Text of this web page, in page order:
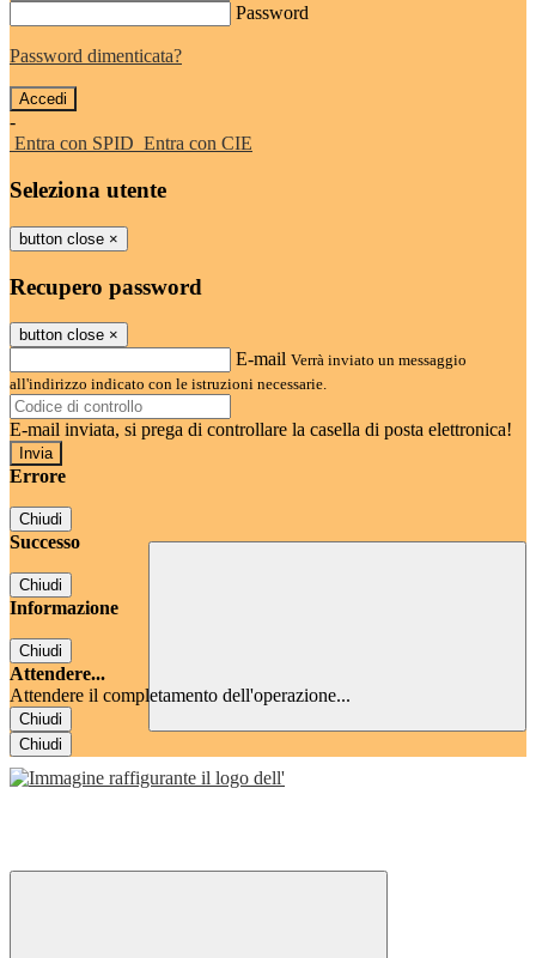
Password
Password dimenticata?
-
Entra con SPID Entra con CIE
Seleziona utente
button close ×
Recupero password
button close ×
E-mail Verrà inviato un messaggio
all'indirizzo indicato con le istruzioni necessarie.
E-mail inviata, si prega di controllare la casella di posta elettronica!
Errore
Chiudi
Successo
Chiudi
Informazione
Chiudi
Attendere...
Attendere il completamento dell'operazione...
Chiudi
Chiudi